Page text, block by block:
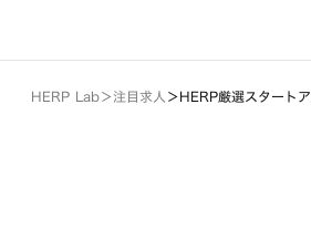
HERP Lab＞注目求人＞HERP厳選スタート